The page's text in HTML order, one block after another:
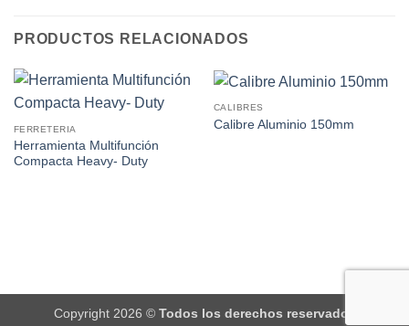
PRODUCTOS RELACIONADOS
FERRETERIA
Herramienta Multifunción
Compacta Heavy- Duty
CALIBRES
Calibre Aluminio 150mm
Copyright 2026 © Todos los derechos reservados